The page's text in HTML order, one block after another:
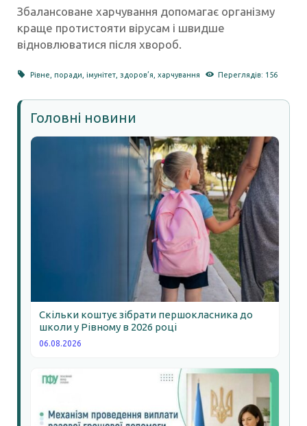
Збалансоване харчування допомагає організму
краще протистояти вірусам і швидше
відновлюватися після хвороб.
Рівне ,поради ,імунітет ,здоров’я ,харчування Переглядів: 156
Головні новини
Скільки коштує зібрати першокласника до
школи у Рівному в 2026 році
06.08.2026